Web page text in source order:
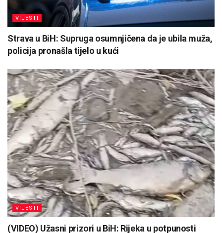
VIJESTI
Strava u BiH: Supruga osumnjičena da je ubila muža,
policija pronašla tijelo u kući
VIJESTI
(VIDEO) Užasni prizori u BiH: Rijeka u potpunosti